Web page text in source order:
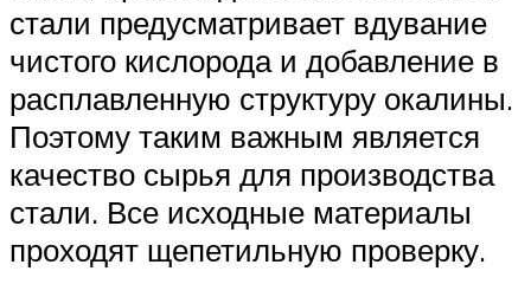
стали предусматривает вдувание
чистого кислорода и добавление в
расплавленную структуру окалины.
Поэтому таким важным является
качество сырья для производства
стали. Все исходные материалы
проходят щепетильную проверку.